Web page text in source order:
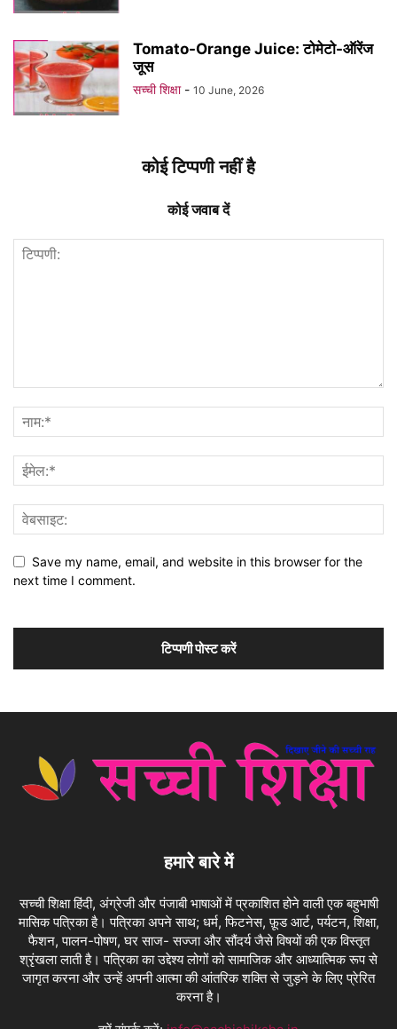
Tomato-Orange Juice: टोमेटो-ऑरेंज
जूस
सच्ची शिक्षा - 10 June, 2026
कोई टिप्पणी नहीं है
कोई जवाब दें
Save my name, email, and website in this browser for the
next time I comment.
हमारे बारे में
सच्ची शिक्षा हिंदी, अंग्रेजी और पंजाबी भाषाओं में प्रकाशित होने वाली एक बहुभाषी
मासिक पत्रिका है। पत्रिका अपने साथ; धर्म, फिटनेस, फ़ूड आर्ट, पर्यटन, शिक्षा,
फैशन, पालन-पोषण, घर साज- सज्जा और सौंदर्य जैसे विषयों की एक विस्तृत
श्रृंखला लाती है। पत्रिका का उद्देश्य लोगों को सामाजिक और आध्यात्मिक रूप से
जागृत करना और उन्हें अपनी आत्मा की आंतरिक शक्ति से जुड़ने के लिए प्रेरित
करना है।